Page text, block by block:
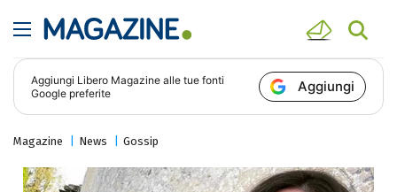
Aggiungi Libero Magazine alle tue fonti
Google preferite
Aggiungi
Magazine News Gossip